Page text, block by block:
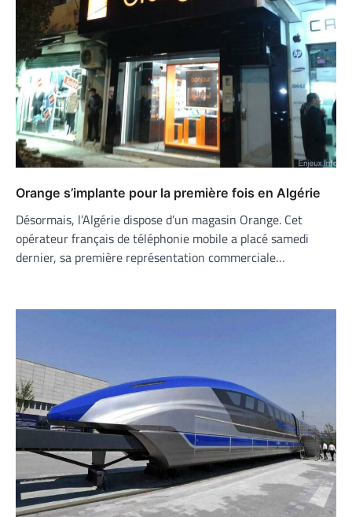
Orange s’implante pour la première fois en Algérie
Désormais, l’Algérie dispose d’un magasin Orange. Cet
opérateur français de téléphonie mobile a placé samedi
dernier, sa première représentation commerciale…